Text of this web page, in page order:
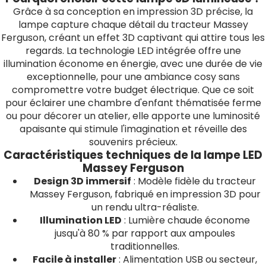
Grâce à sa conception en impression 3D précise, la
lampe capture chaque détail du tracteur Massey
Ferguson, créant un effet 3D captivant qui attire tous les
regards. La technologie LED intégrée offre une
illumination économe en énergie, avec une durée de vie
exceptionnelle, pour une ambiance cosy sans
compromettre votre budget électrique. Que ce soit
pour éclairer une chambre d'enfant thématisée ferme
ou pour décorer un atelier, elle apporte une luminosité
apaisante qui stimule l'imagination et réveille des
souvenirs précieux.
Caractéristiques techniques de la lampe LED
Massey Ferguson
Design 3D immersif : Modèle fidèle du tracteur
Massey Ferguson, fabriqué en impression 3D pour
un rendu ultra-réaliste.
Illumination LED : Lumière chaude économe
jusqu'à 80 % par rapport aux ampoules
traditionnelles.
Facile à installer: Alimentation USB ou secteur,